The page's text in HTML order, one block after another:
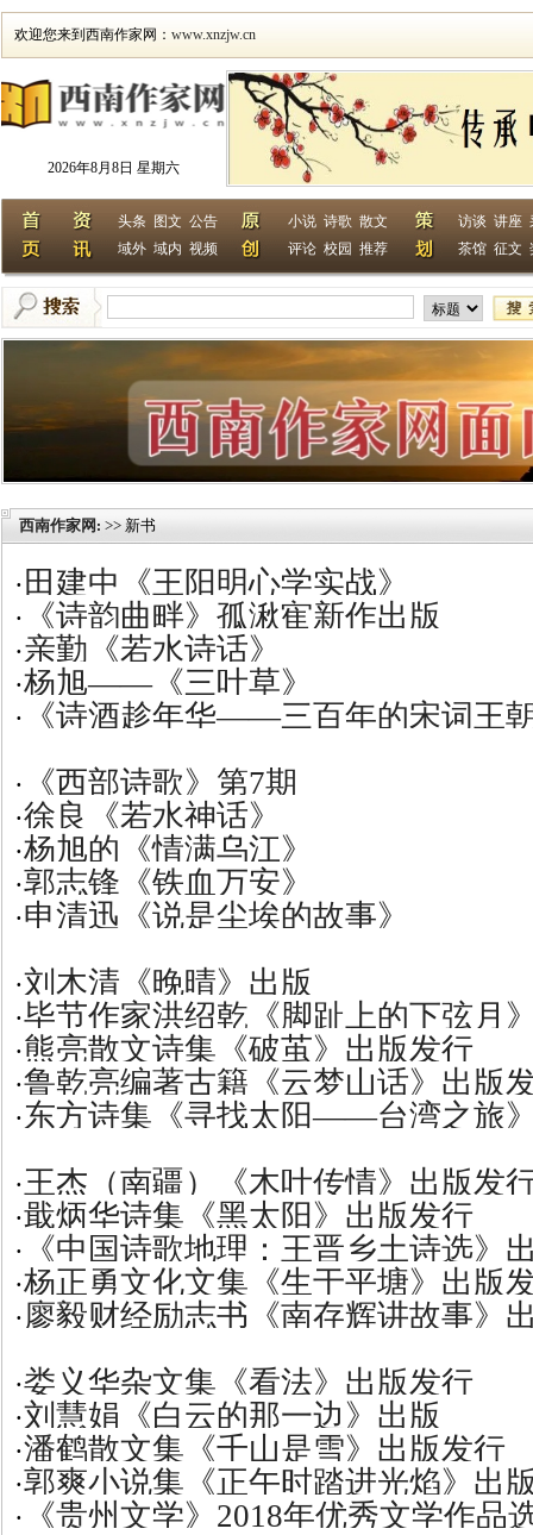
欢迎您来到西南作家网： www.xnzjw.cn
2026年8月8日 星期六
头条 图文 公告
域外 域内 视频
小说 诗歌 散文
评论 校园 推荐
访谈 讲座
茶馆 征文
西南作家网 : >> 新书
· 田建中《王阳明心学实战》
· 《诗韵曲畔》孤湫寉新作出版
·亲勤《若水诗话》
·杨旭——《三叶草》
· 《诗酒趁年华——三百年的宋词王
· 《西部诗歌》第7期
·徐良《若水神话》
·杨旭的《情满乌江》
·郭志锋《铁血万安》
·申清迅《说是尘埃的故事》
·刘木清《晚晴》出版
·毕节作家洪绍乾《脚趾上的下弦月
·熊亮散文诗集《破茧》出版发行
·鲁乾亮编著古籍《云梦山话》出版
·东方诗集《寻找太阳——台湾之旅
·王杰（南疆）《木叶传情》出版发
·戢炳华诗集《黑太阳》出版发行
· 《中国诗歌地理：王晋乡土诗选》
·杨正勇文化文集《生于平塘》出版
·廖毅财经励志书《南存辉讲故事》
·娄义华杂文集《看法》出版发行
·刘慧娟《白云的那一边》出版
·潘鹤散文集《千山是雪》出版发行
·郭爽小说集《正午时踏进光焰》出
· 《贵州文学》2018年优秀文学作品